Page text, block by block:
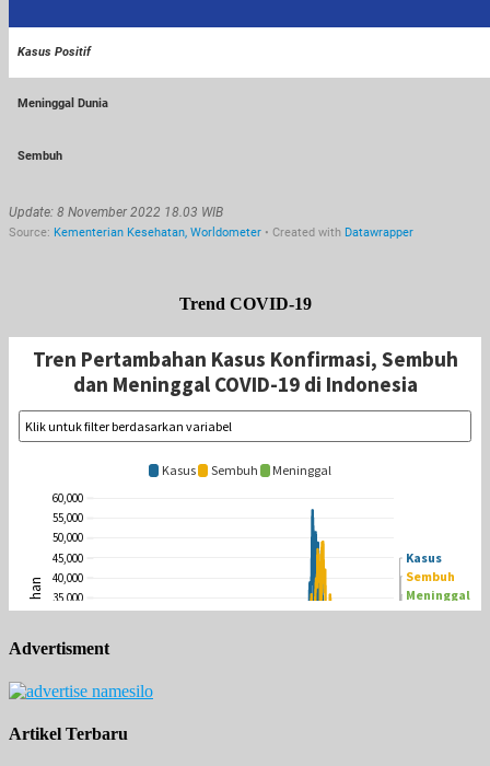
Trend COVID-19
Advertisment
Artikel Terbaru